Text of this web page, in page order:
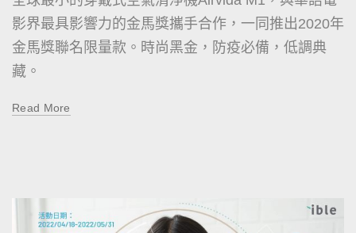
影界最具影響力的金馬獎攜手合作，一同推出2020年
金馬獎聯名限量款。時尚黑金，防疫必備，低調典
藏。
Read More